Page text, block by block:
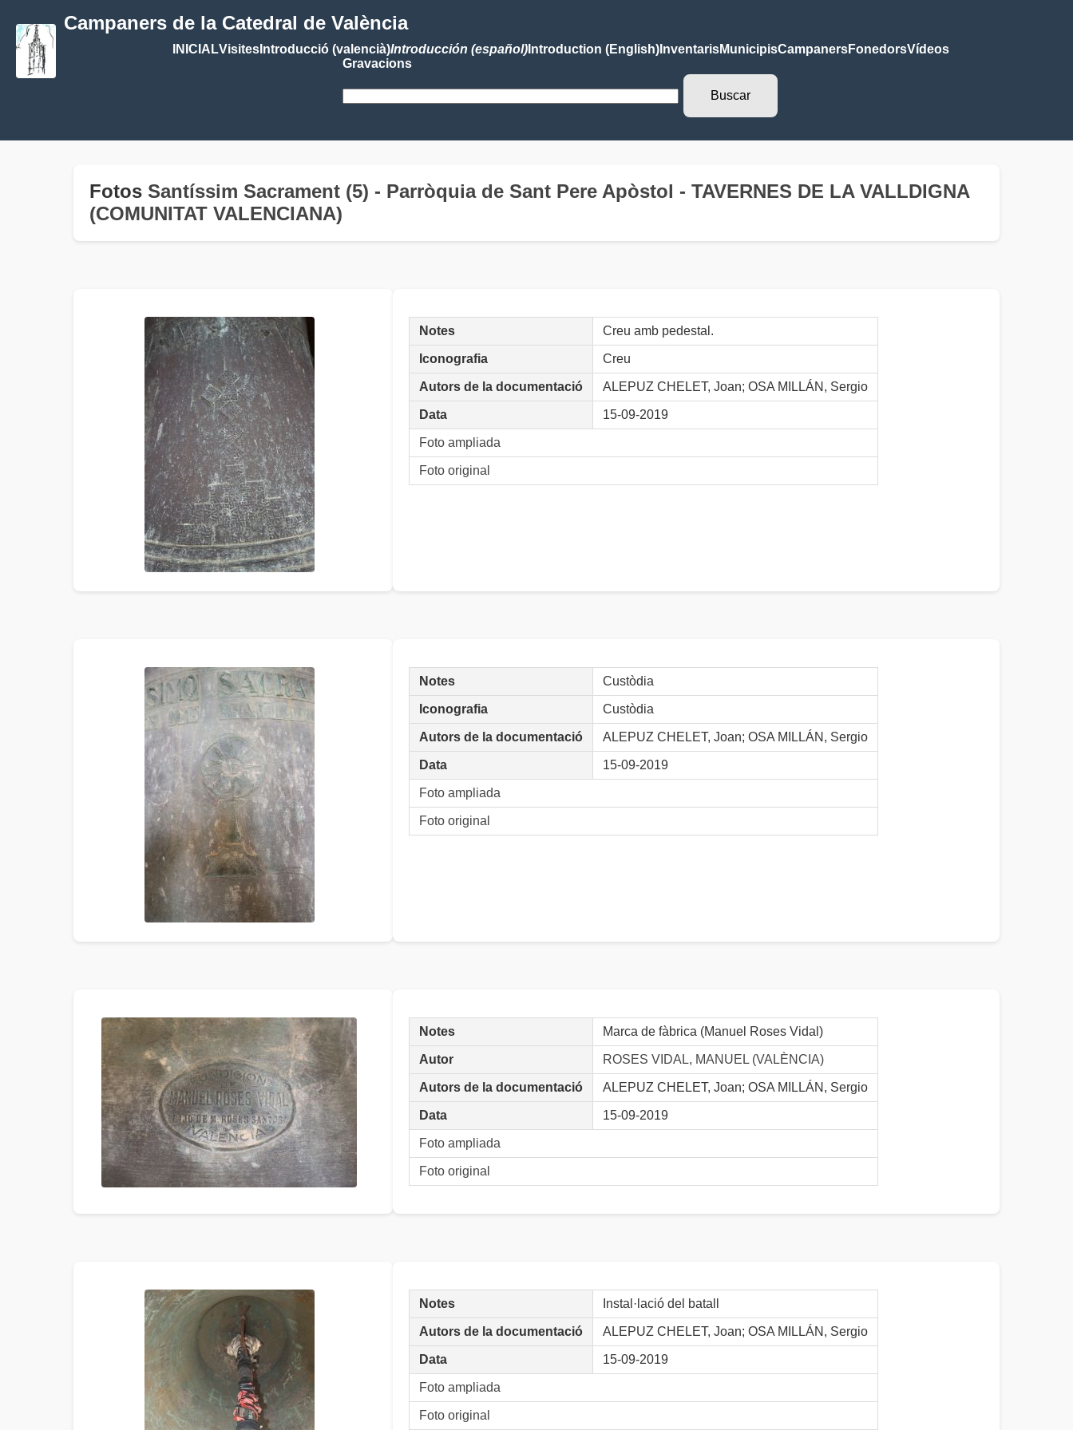
Campaners de la Catedral de València
INICIALVisitesIntroducció (valencià)Introducción (español)Introduction (English)InventarisMunicipisCampanersFonedorsVídeos
Gravacions
Fotos Santíssim Sacrament (5) - Parròquia de Sant Pere Apòstol - TAVERNES DE LA VALLDIGNA
(COMUNITAT VALENCIANA)
Notes Creu amb pedestal.
Iconografia Creu
Autors de la documentació ALEPUZ CHELET, Joan; OSA MILLÁN, Sergio
Data 15-09-2019
Foto ampliada
Foto original
Notes Custòdia
Iconografia Custòdia
Autors de la documentació ALEPUZ CHELET, Joan; OSA MILLÁN, Sergio
Data 15-09-2019
Foto ampliada
Foto original
Notes Marca de fàbrica (Manuel Roses Vidal)
Autor ROSES VIDAL, MANUEL (VALÈNCIA)
Autors de la documentació ALEPUZ CHELET, Joan; OSA MILLÁN, Sergio
Data 15-09-2019
Foto ampliada
Foto original
Notes Instal·lació del batall
Autors de la documentació ALEPUZ CHELET, Joan; OSA MILLÁN, Sergio
Data 15-09-2019
Foto ampliada
Foto original